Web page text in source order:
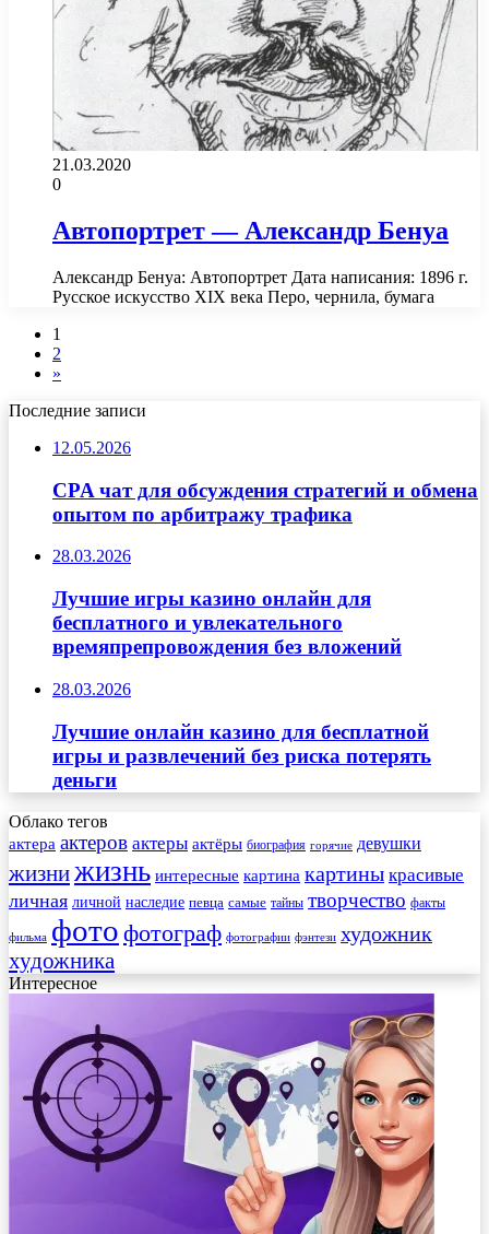
21.03.2020
0
Автопортрет — Александр Бенуа
Александр Бенуа: Автопортрет Дата написания: 1896 г.
Русское искусство XIX века Перо, чернила, бумага
1
2
»
Последние записи
12.05.2026
CPA чат для обсуждения стратегий и обмена
опытом по арбитражу трафика
28.03.2026
Лучшие игры казино онлайн для
бесплатного и увлекательного
времяпрепровождения без вложений
28.03.2026
Лучшие онлайн казино для бесплатной
игры и развлечений без риска потерять
деньги
Облако тегов
актера актеров актеры актёры биография горячие девушки
жизнижизнь интересные картина картины красивые
личная личной наследие певца самые тайны творчество факты
фильма фото фотограф фотографии фэнтези художник
художника
Интересное